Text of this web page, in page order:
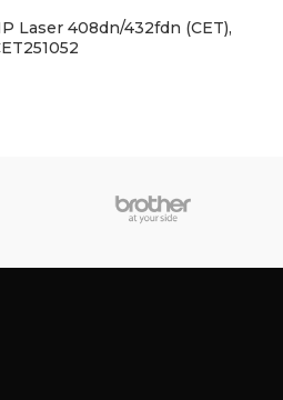
Laser 408dn/432fdn (CET),